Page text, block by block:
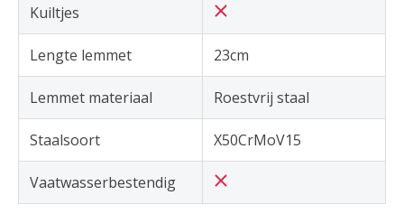
Kuiltjes
Lengte lemmet 23cm
Lemmet materiaal Roestvrij staal
Staalsoort X50CrMoV15
Vaatwasserbestendig